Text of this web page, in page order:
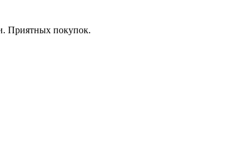
Приятных покупок.